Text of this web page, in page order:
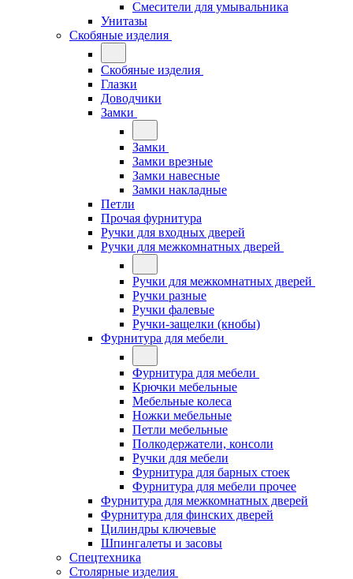
Смесители для умывальника
Унитазы
Скобяные изделия
Скобяные изделия
Глазки
Доводчики
Замки
Замки
Замки врезные
Замки навесные
Замки накладные
Петли
Прочая фурнитура
Ручки для входных дверей
Ручки для межкомнатных дверей
Ручки для межкомнатных дверей
Ручки разные
Ручки фалевые
Ручки-защелки (кнобы)
Фурнитура для мебели
Фурнитура для мебели
Крючки мебельные
Мебельные колеса
Ножки мебельные
Петли мебельные
Полкодержатели, консоли
Ручки для мебели
Фурнитура для барных стоек
Фурнитура для мебели прочее
Фурнитура для межкомнатных дверей
Фурнитура для финских дверей
Цилиндры ключевые
Шпингалеты и засовы
Спецтехника
Столярные изделия